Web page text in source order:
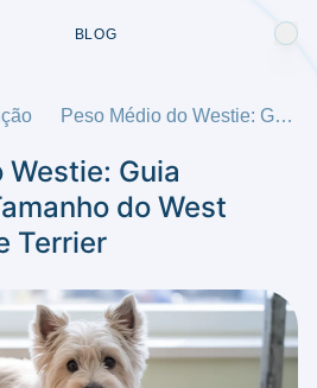
BLOG
Peso Médio do Westie: Guia Completo do Tamanho do West Highland White Terrier
Westie: Guia
do West
Terrier